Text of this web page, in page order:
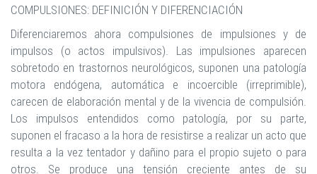
COMPULSIONES: DEFINICIÓN Y DIFERENCIACIÓN
Diferenciaremos ahora compulsiones de impulsiones y de
impulsos (o actos impulsivos). Las impulsiones aparecen
sobretodo en trastornos neurológicos, suponen una patología
motora endógena, automática e incoercible (irreprimible),
carecen de elaboración mental y de la vivencia de compulsión.
Los impulsos entendidos como patología, por su parte,
suponen el fracaso a la hora de resistirse a realizar un acto que
resulta a la vez tentador y dañino para el propio sujeto o para
otros. Se produce una tensión creciente antes de su